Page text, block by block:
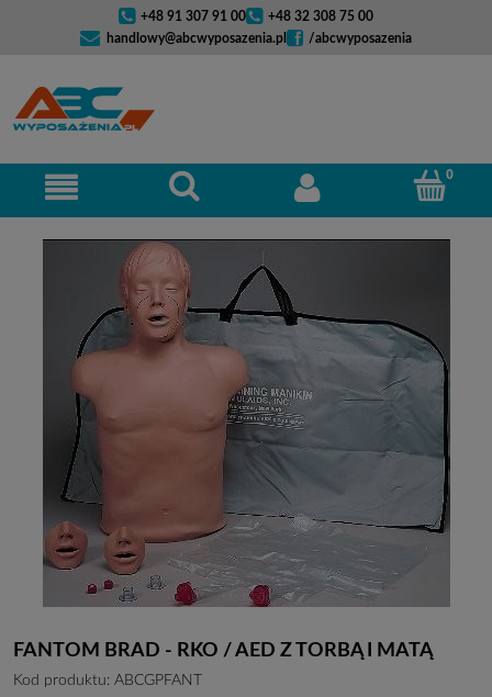
+48 91 307 91 00
+48 32 308 75 00
handlowy@abcwyposazenia.pl
/abcwyposazenia
FANTOM BRAD - RKO / AED Z TORBĄ I MATĄ
Kod produktu: ABCGPFANT